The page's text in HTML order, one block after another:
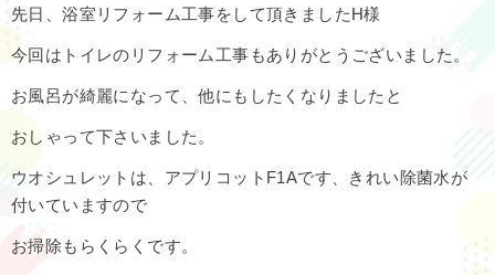
先日、浴室リフォーム工事をして頂きましたH様
今回はトイレのリフォーム工事もありがとうございました。
お風呂が綺麗になって、他にもしたくなりましたと
おしゃって下さいました。
ウオシュレットは、アプリコットF1Aです、きれい除菌水が
付いていますので
お掃除もらくらくです。